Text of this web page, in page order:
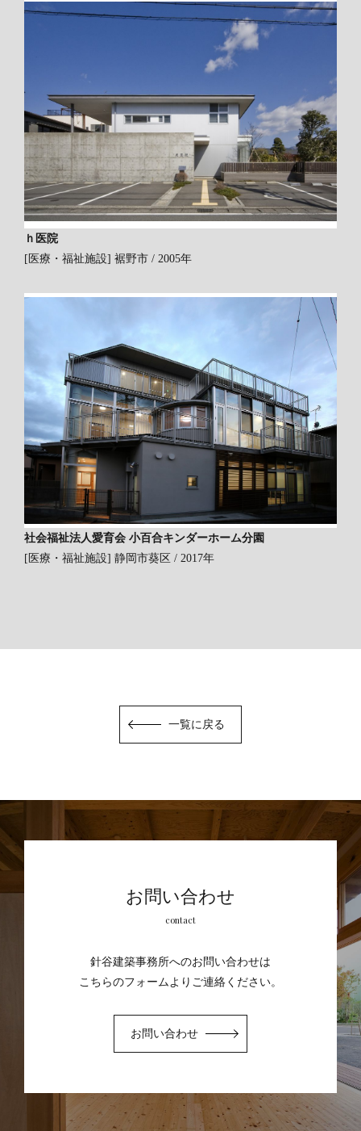
ｈ医院
[医療・福祉施設] 裾野市 / 2005年
社会福祉法人愛育会 小百合キンダーホーム分園
[医療・福祉施設] 静岡市葵区 / 2017年
一覧に戻る
お問い合わせ
contact
針谷建築事務所へのお問い合わせは
こちらのフォームよりご連絡ください。
お問い合わせ